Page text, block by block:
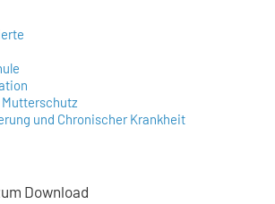
und Chronischer Krankheit
Download